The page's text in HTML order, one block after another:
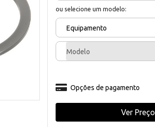
ou selecione um modelo:
Equipamento
Modelo
Opções de pagamento
Ver Preço